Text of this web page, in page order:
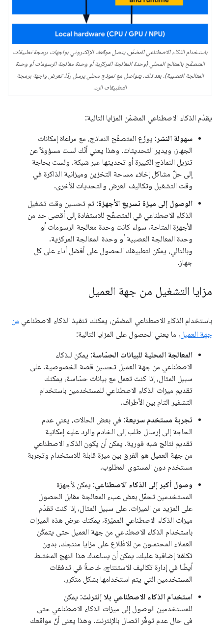
باستخدام الذكاء الاصطناعي المضمّن، يتصل موقعك الإلكتروني بواجهات برمجة تطبيقات
المتصفّح بالمعالج المحلي (وحدة المعالجة المركزية أو وحدة معالجة الرسومات أو وحدة
المعالجة العصبية). بعد ذلك، يتواصل مع نموذج محلي يرسل ردًا. تعرض واجهة برمجة
التطبيقات الرد.
يقدّم الذكاء الاصطناعي المضمّن المزايا التالية:
سهولة النشر : يوزّع المتصفّح النماذج، مع مراعاة إمكانات
الجهاز، ويدير التحديثات. وهذا يعني أنّك لست مسؤولاً عن
تنزيل النماذج الكبيرة أو تحديثها عبر شبكة. ولست بحاجة
إلى حلّ مشاكل إخلاء مساحة التخزين وميزانية الذاكرة في
وقت التشغيل وتكاليف العرض والتحديات الأخرى.
الوصول إلى ميزة تسريع الأجهزة: تم تحسين وقت تشغيل
الذكاء الاصطناعي في المتصفّح للاستفادة إلى أقصى حد من
الأجهزة المتاحة، سواء كانت وحدة معالجة الرسومات أو
وحدة المعالجة العصبية أو وحدة المعالجة المركزية.
وبالتالي، يمكن لتطبيقك الحصول على أفضل أداء على كل
جهاز.
مزايا التشغيل من جهة العميل
باستخدام الذكاء الاصطناعي المضمّن، يمكنك تنفيذ الذكاء الاصطناعي من
جهة العميل، ما يعني الحصول على المزايا التالية:
المعالجة المحلية للبيانات الحسّاسة: يمكن للذكاء
الاصطناعي من جهة العميل تحسين قصة الخصوصية. على
سبيل المثال، إذا كنت تعمل مع بيانات حسّاسة، يمكنك
تقديم ميزات الذكاء الاصطناعي للمستخدمين باستخدام
التشفير التام بين الأطراف.
تجربة مستخدم سريعة: في بعض الحالات، يعني عدم
الحاجة إلى إرسال طلب إلى الخادم والرد عليه إمكانية
تقديم نتائج شبه فورية. يمكن أن يكون الذكاء الاصطناعي
من جهة العميل هو الفرق بين ميزة قابلة للاستخدام وتجربة
مستخدم دون المستوى المطلوب.
وصول أكبر إلى الذكاء الاصطناعي: يمكن لأجهزة
المستخدمين تحمّل بعض عبء المعالجة مقابل الحصول
على المزيد من الميزات. على سبيل المثال، إذا كنت تقدّم
ميزات الذكاء الاصطناعي المميّزة، يمكنك عرض هذه الميزات
باستخدام الذكاء الاصطناعي من جهة العميل حتى يتمكّن
العملاء المحتملون من الاطّلاع على مزايا منتجك، بدون
تكلفة إضافية عليك. يمكن أن يساعدك هذا النهج المختلط
أيضًا في إدارة تكاليف الاستنتاج، خاصةً في تدفقات
المستخدمين التي يتم استخدامها بشكل متكرر.
استخدام الذكاء الاصطناعي بلا إنترنت: يمكن
للمستخدمين الوصول إلى ميزات الذكاء الاصطناعي حتى
في حال عدم توفّر اتصال بالإنترنت. وهذا يعني أنّ مواقعك